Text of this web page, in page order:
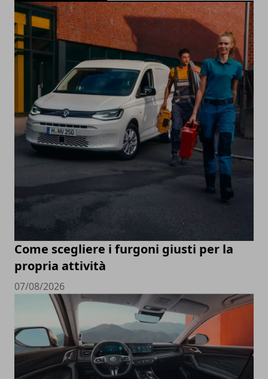
Come scegliere i furgoni giusti per la
propria attività
07/08/2026